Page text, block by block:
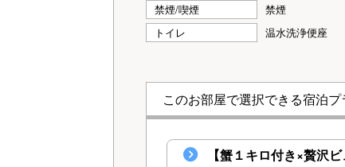
禁煙/喫煙 禁煙
トイレ
温水洗浄便座
このお部屋で選択できる宿泊プ
【蟹１キロ付き×贅沢